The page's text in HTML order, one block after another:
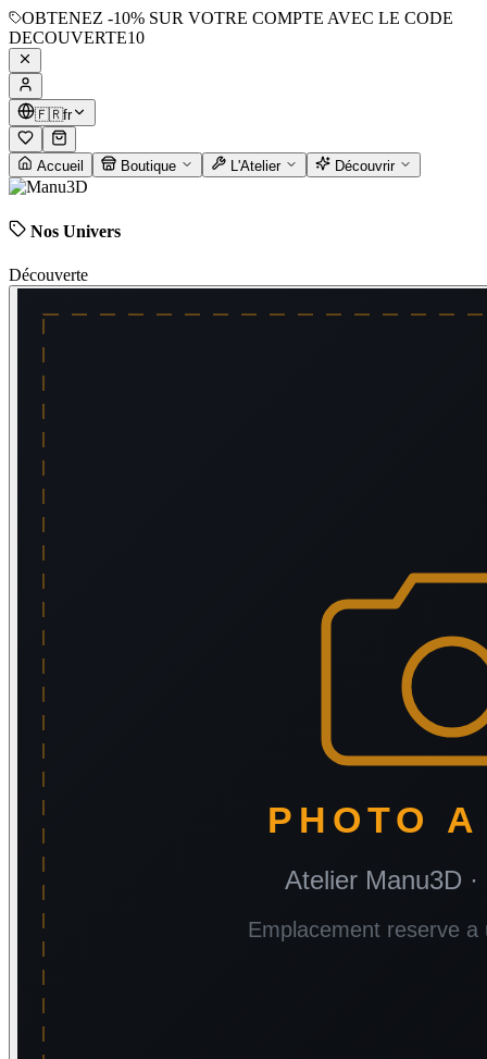
OBTENEZ -10% SUR VOTRE COMPTE AVEC LE CODE
DECOUVERTE10
🇫🇷fr
Accueil Boutique L'Atelier Découvrir
Nos Univers
Découverte